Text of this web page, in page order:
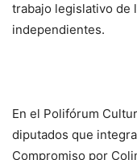
trabajo legislativo de
independientes.
En el Polifórum
diputados que
Compromiso por